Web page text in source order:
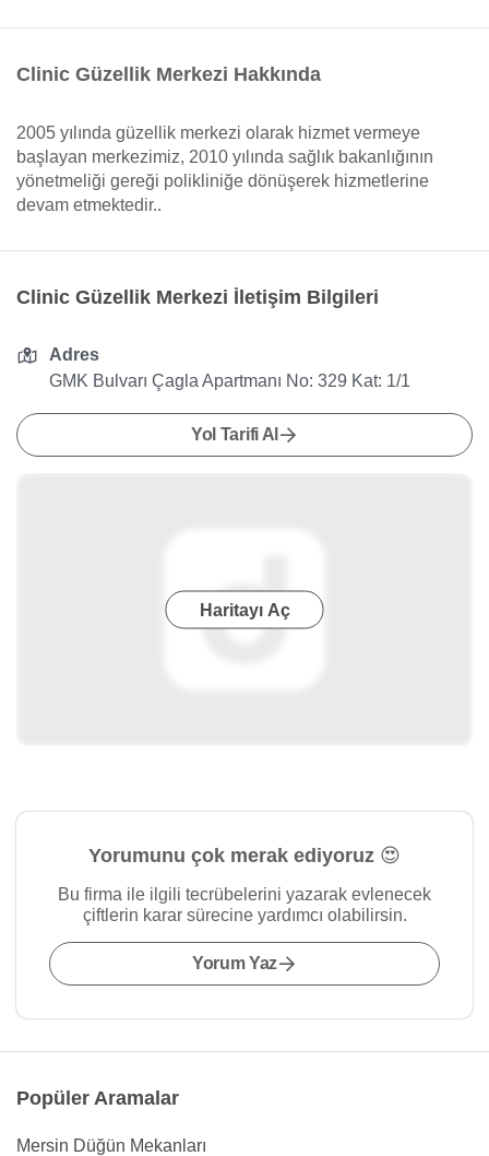
Clinic Güzellik Merkezi Hakkında
2005 yılında güzellik merkezi olarak hizmet vermeye
başlayan merkezimiz, 2010 yılında sağlık bakanlığının
yönetmeliği gereği polikliniğe dönüşerek hizmetlerine
devam etmektedir..
Clinic Güzellik Merkezi İletişim Bilgileri
Adres
GMK Bulvarı Çagla Apartmanı No: 329 Kat: 1/1
Yol Tarifi Al
Haritayı Aç
Yorumunu çok merak ediyoruz 😍
Bu firma ile ilgili tecrübelerini yazarak evlenecek
çiftlerin karar sürecine yardımcı olabilirsin.
Yorum Yaz
Popüler Aramalar
Mersin Düğün Mekanları